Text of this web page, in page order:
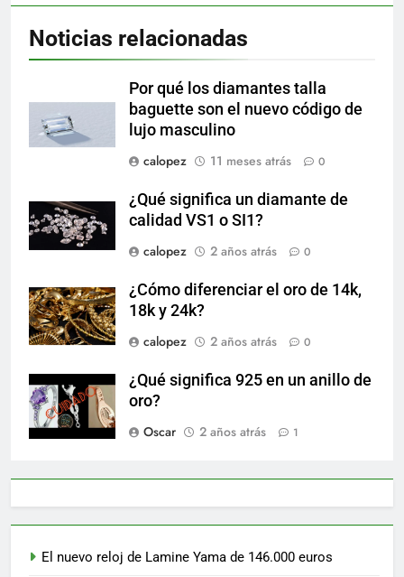
Noticias relacionadas
Por qué los diamantes talla
baguette son el nuevo código de
lujo masculino
calopez
11 meses atrás 0
¿Qué significa un diamante de
calidad VS1 o SI1?
calopez
2 años atrás 0
¿Cómo diferenciar el oro de 14k,
18k y 24k?
calopez
2 años atrás 0
¿Qué significa 925 en un anillo de
oro?
Oscar
2 años atrás 1
El nuevo reloj de Lamine Yama de 146.000 euros